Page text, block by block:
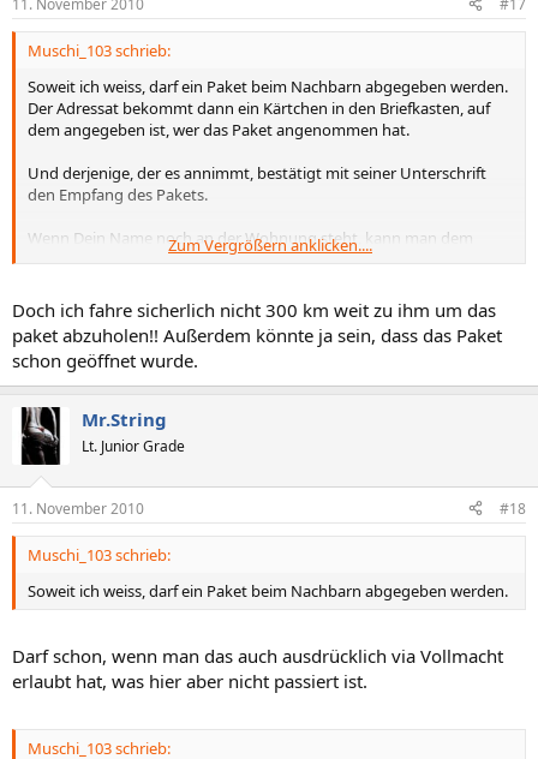
Muschi_103 schrieb:
Soweit ich weiss, darf ein Paket beim Nachbarn abgegeben werden.
Der Adressat bekommt dann ein Kärtchen in den Briefkasten, auf
dem angegeben ist, wer das Paket angenommen hat.
Und derjenige, der es annimmt, bestätigt mit seiner Unterschrift
den Empfang des Pakets.
Wenn Dein Name noch an der Wohnung steht, kann man dem
Boten eigentlich keinen Vorwurf machen, rechtlich müsste der
die Verantwortung übernommen haben, das das Paket bei Dir
ankommt.
Zum Vergrößern anklicken....
Doch ich fahre sicherlich nicht 300 km weit zu ihm um das
paket abzuholen!! Außerdem könnte ja sein, dass das Paket
schon geöffnet wurde.
Mr.String
Lt. Junior Grade
11. November 2010 #18
Muschi_103 schrieb:
Soweit ich weiss, darf ein Paket beim Nachbarn abgegeben werden.
Darf schon, wenn man das auch ausdrücklich via Vollmacht
erlaubt hat, was hier aber nicht passiert ist.
Muschi_103 schrieb: